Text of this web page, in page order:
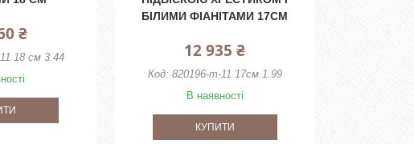
₴
18 см 3.44
БІЛИМИ ФІАНІТАМИ 17СМ
12 935 ₴
820196-т-11 17см 1.99
В наявності
КУПИТИ